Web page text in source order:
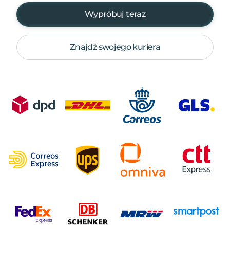
Wypróbuj teraz
Znajdź swojego kuriera